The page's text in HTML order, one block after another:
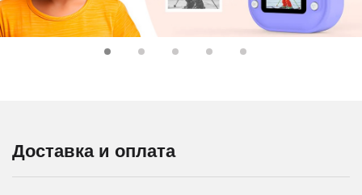
Доставка и оплата